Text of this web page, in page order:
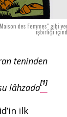
des Femmes" gibi
işbirliği
teninden
lâhzada[1]
ilk